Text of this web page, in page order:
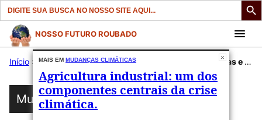
Search
for:
Pular
para
conteúdo
NOSSO FUTURO ROUBADO
Início » Publicações»Mudanças Climáticas Hidrelétricas e o aquecimento global. Uma revisão de valores. Entrevista especial com Philip Fearnside.
Mudanças Climáticas
MAIS EM MUDANÇAS CLIMÁTICAS
Agricultura industrial: um dos
componentes centrais da crise
climática.